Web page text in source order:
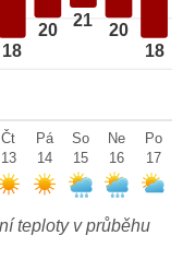
18
20
21
20
18
Čt
13
Pá
14
So
15
Ne
16
Po
17
teploty v průběhu